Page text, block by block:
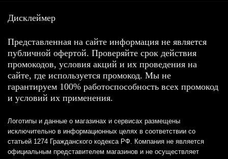
Дисклеймер
Представленная на сайте информация не является
публичной офертой. Проверяйте срок действия
промокодов, условия акций и их проведения на
сайте, где используется промокод. Мы не
гарантируем 100% работоспособность всех промокод
и условий их применения.
Логотипы и данные о магазинах и сервисах размещены
исключительно в информационных целях в соответствии со
статьей 1274 Гражданского кодекса РФ. Компания не является
официальным представителем магазинов и не осуществляет